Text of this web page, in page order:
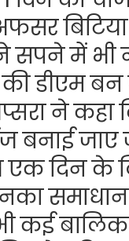
में भी
डीएम बन
ने कहा
बनाई
दिन के
समाधान
कई